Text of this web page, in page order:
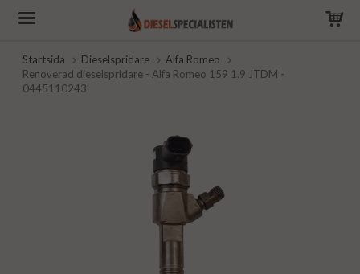
Startsida Dieselspridare
Alfa Romeo
Renoverad dieselspridare - Alfa Romeo 159 1.9 JTDM -
0445110243